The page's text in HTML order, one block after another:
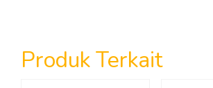
Produk Terkait